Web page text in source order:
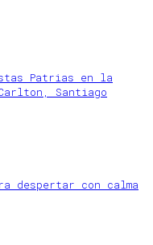
Patrias en la
Santiago
despertar con calma